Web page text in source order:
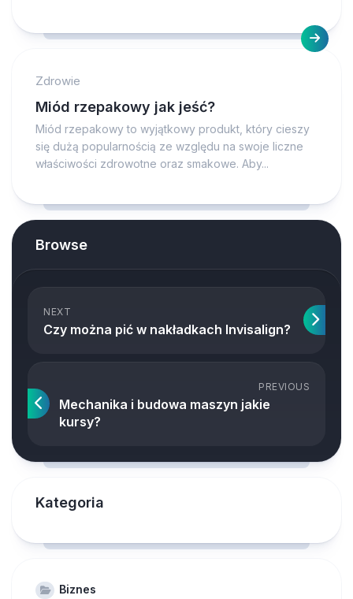
Zdrowie
Miód rzepakowy jak jeść?
Miód rzepakowy to wyjątkowy produkt, który cieszy
się dużą popularnością ze względu na swoje liczne
właściwości zdrowotne oraz smakowe. Aby...
Browse
NEXT
Czy można pić w nakładkach Invisalign?
PREVIOUS
Mechanika i budowa maszyn jakie
kursy?
Kategoria
Biznes